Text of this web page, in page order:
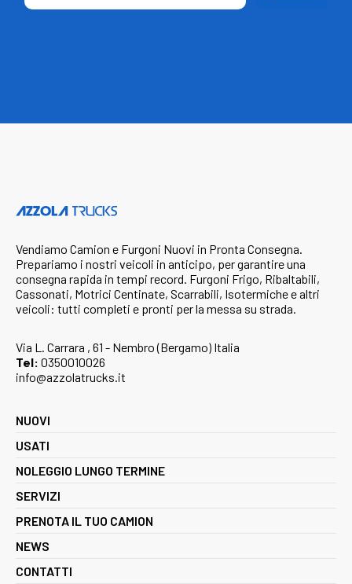
Vendiamo Camion e Furgoni Nuovi in Pronta Consegna.
Prepariamo i nostri veicoli in anticipo, per garantire una
consegna rapida in tempi record. Furgoni Frigo, Ribaltabili,
Cassonati, Motrici Centinate, Scarrabili, Isotermiche e altri
veicoli: tutti completi e pronti per la messa su strada.
Via L. Carrara , 61 - Nembro (Bergamo) Italia
Tel: 0350010026
info@azzolatrucks.it
NUOVI
USATI
NOLEGGIO LUNGO TERMINE
SERVIZI
PRENOTA IL TUO CAMION
NEWS
CONTATTI